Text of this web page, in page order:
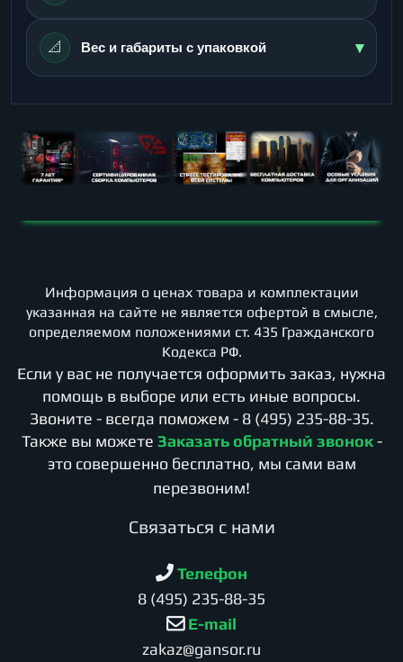
📐 Вес и габариты с упаковкой ▾
Информация о ценах товара и комплектации
указанная на сайте не является офертой в смысле,
определяемом положениями ст. 435 Гражданского
Кодекса РФ.
Если у вас не получается оформить заказ, нужна
помощь в выборе или есть иные вопросы.
Звоните - всегда поможем - 8 (495) 235-88-35.
Также вы можете Заказать обратный звонок -
это совершенно бесплатно, мы сами вам
перезвоним!
Cвязаться с нами
Телефон
8 (495) 235-88-35
E-mail
zakaz@gansor.ru